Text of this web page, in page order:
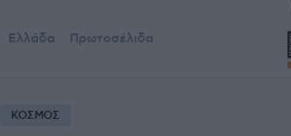
Ελλάδα Πρωτοσέλιδα
ΚΟΣΜΟΣ